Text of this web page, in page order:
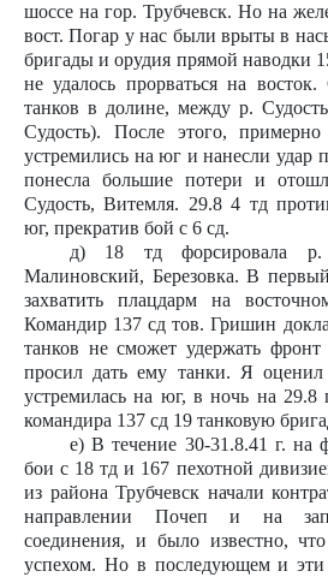
шоссе на гор. Трубчевск. Но на
вост. Погар у нас были врыты в
бригады и орудия прямой наводки
не удалось прорваться на
танков в долине, между р.
Судость). После этого,
устремились на юг и нанесли удар
понесла большие потери и
Судость, Витемля. 29.8 4 тд
юг, прекратив бой с 6 сд.
д) 18 тд форсировала
Малиновский, Березовка. В
захватить плацдарм на
Командир 137 сд тов. Гришин
танков не сможет удержать
просил дать ему танки. Я оценил
устремилась на юг, в ночь на 29.8
командира 137 сд 19 танковую
е) В течение 30-31.8.41 г. на
бои с 18 тд и 167 пехотной
из района Трубчевск начали
направлении Почеп и на
соединения, и было известно,
успехом. Но в последующем и эти